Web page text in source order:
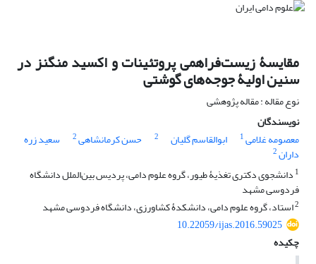
مقایسۀ زیست‌فراهمی پروتئینات و اکسید منگنز در
سنین اولیۀ جوجه‌های گوشتی
نوع مقاله : مقاله پژوهشی
نویسندگان
معصومه غلامی1 ابوالقاسم گلیان 2 حسن کرمانشاهی2 سعید زره
داران2
1 دانشجوی دکتری تغذیۀ طیور، گروه علوم دامی، پردیس بین‌الملل دانشگاه
فردوسی مشهد
2استاد، گروه علوم دامی، دانشکدۀ کشاورزی، دانشگاه فردوسی مشهد
10.22059/ijas.2016.59025
چکیده